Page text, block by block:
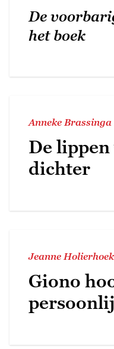
De
het boek
Anneke Brassinga
De lippen
dichter
Jeanne Holierhoek
Giono